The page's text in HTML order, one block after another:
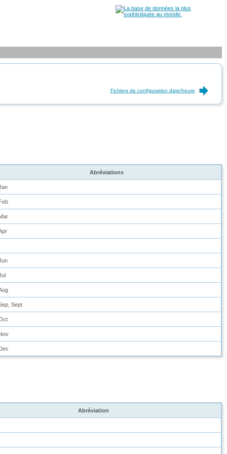
Fichiers de configuration date/heure
Abréviations
Sept
Abréviation